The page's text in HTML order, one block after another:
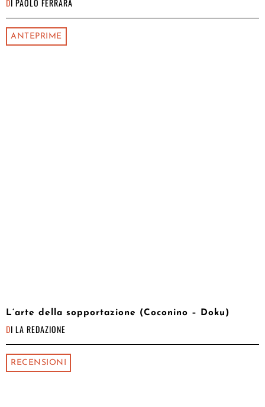
DI PAOLO FERRARA
ANTEPRIME
L’arte della sopportazione (Coconino – Doku)
DI LA REDAZIONE
RECENSIONI